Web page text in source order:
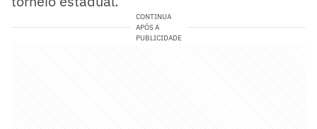
CONTINUA
APÓS A
PUBLICIDADE